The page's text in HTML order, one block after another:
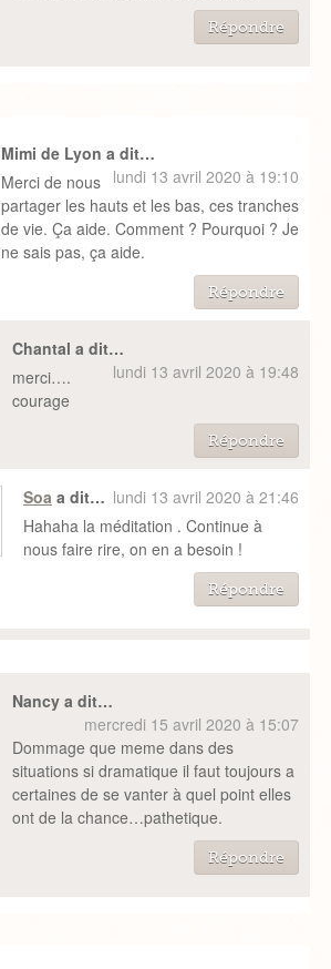
Répondre
Mimi de Lyon a dit…
lundi 13 avril 2020 à 19:10
Merci de nous
partager les hauts et les bas, ces tranches
de vie. Ça aide. Comment ? Pourquoi ? Je
ne sais pas, ça aide.
Répondre
Chantal a dit…
lundi 13 avril 2020 à 19:48
merci….
courage
Répondre
Soa a dit… lundi 13 avril 2020 à 21:46
Hahaha la méditation . Continue à
nous faire rire, on en a besoin !
Répondre
Nancy a dit…
mercredi 15 avril 2020 à 15:07
Dommage que meme dans des
situations si dramatique il faut toujours a
certaines de se vanter à quel point elles
ont de la chance…pathetique.
Répondre